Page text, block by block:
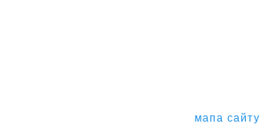
мапа сайту